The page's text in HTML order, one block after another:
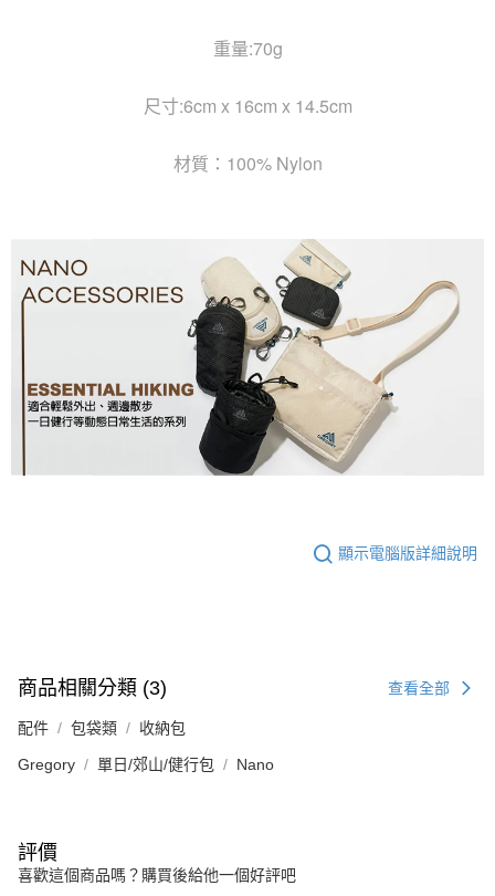
重量:70g
尺寸:6cm x 16cm x 14.5cm
材質：100% Nylon
顯示電腦版詳細說明
商品相關分類 (3) 查看全部
配件 包袋類 收納包
Gregory 單日/郊山/健行包 Nano
評價
喜歡這個商品嗎？購買後給他一個好評吧